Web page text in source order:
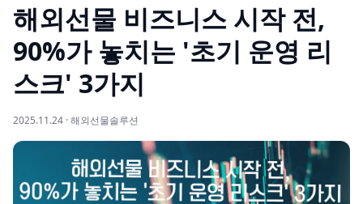
해외선물 비즈니스 시작 전,
90%가 놓치는 '초기 운영 리
스크' 3가지
2025.11.24 · 해외선물솔루션